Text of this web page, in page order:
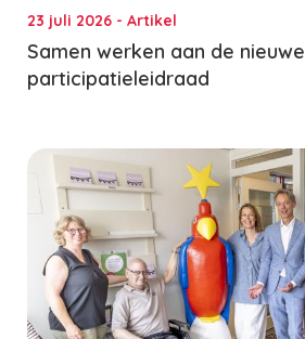
23 juli 2026 - Artikel
Samen werken aan de nieuwe
participatieleidraad